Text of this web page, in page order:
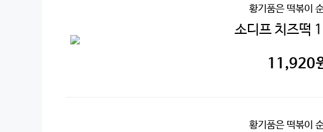
황기품은 떡볶이
소디프 치즈떡
11,920
황기품은 떡볶이